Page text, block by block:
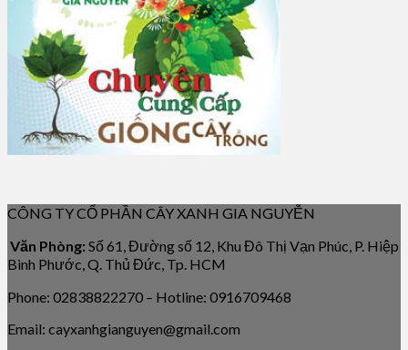
CÔNG TY CỔ PHẦN CÂY XANH GIA NGUYỄN
Văn Phòng: Số 61, Đường số 12, Khu Đô Thị Vạn Phúc, P. Hiệp
Bình Phước, Q. Thủ Đức, Tp. HCM
Phone: 02838822270 – Hotline: 0916709468
Email: cayxanhgianguyen@gmail.com